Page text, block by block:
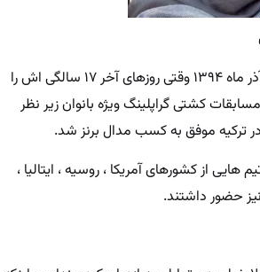
شهربانو دامغانی نژاد در آذر ماه ۱۳۹۴ وقتی روزهای آخر ۱۷ سالگی اش را
کشتی گراپلینگ ویژه بانوان زیر نظر
ترکیه موفق به کسب مدال برنز شد.
هایی از کشورهای آمریکا ، روسیه ، ایتالیا ،
حضور داشتند.